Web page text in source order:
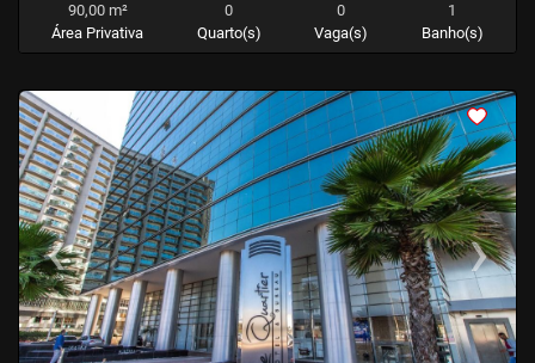
90,00 m²
Área Privativa
0
Quarto(s)
0
Vaga(s)
1
Banho(s)
<<<<
‹Previous ›Next